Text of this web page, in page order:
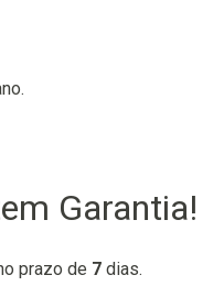
Garantia!
prazo de 7 dias.